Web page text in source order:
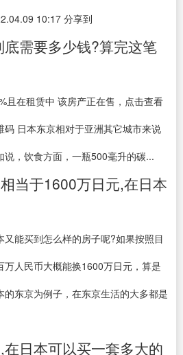
10:17 分享到
需要多少钱?算完这笔
且在租赁中 该房产正在售，点击查看
码 日本东京相对于亚洲其它城市来说
，饮食方面，一瓶500毫升的碳...
当于1600万日元,在日本
能买到怎么样的房子呢?如果按照目
人民币大概能换1600万日元，算是
东京为例子，在东京生活的大多都是
日本可以买一套多大的